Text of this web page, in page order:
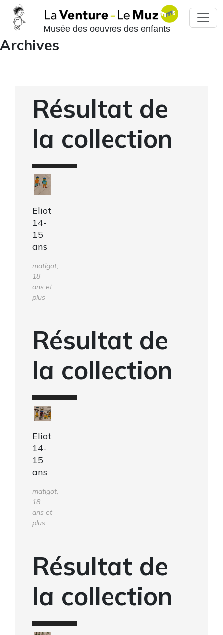
Musée des oeuvres des enfants
Archives
Résultat de
la collection
Eliot
14-
15
ans
matigot,
18
ans et
plus
Résultat de
la collection
Eliot
14-
15
ans
matigot,
18
ans et
plus
Résultat de
la collection